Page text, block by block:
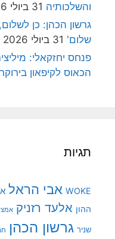
והשלכותיה 31 ביולי 2026
גרשון הכהן: כן
שלום' 31 ביולי 2026
פנחס יחזקאלי:
הכאוס לקיפאון
תגיות
WOKE אבי הראל
ההון אלעד רזניק
שניר גרשון הכהן